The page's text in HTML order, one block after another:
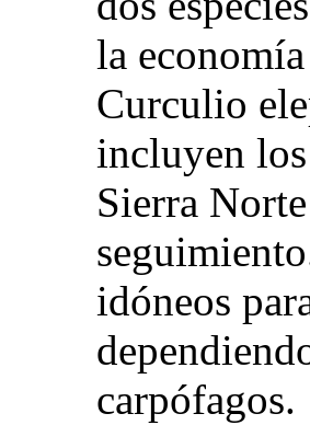
la economía
Curculio
incluyen
Sierra
idóneos
carpófagos.